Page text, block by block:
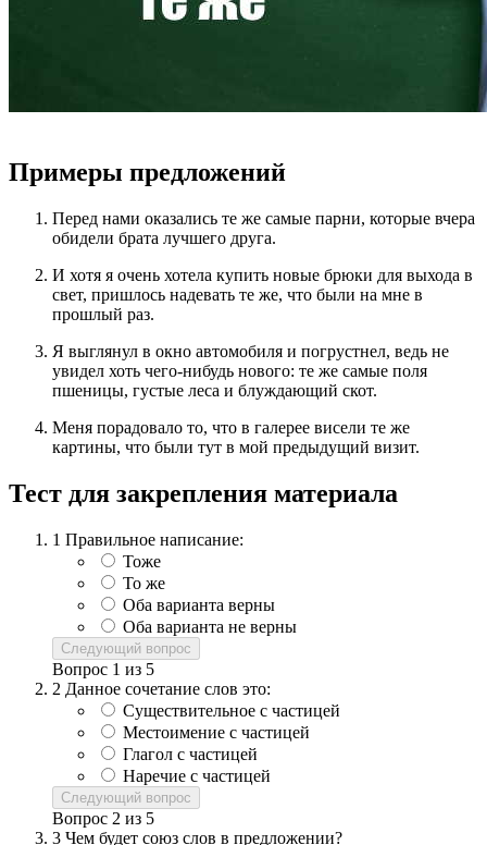
Примеры предложений
Перед нами оказались те же самые парни, которые вчера
обидели брата лучшего друга.
И хотя я очень хотела купить новые брюки для выхода в
свет, пришлось надевать те же, что были на мне в
прошлый раз.
Я выглянул в окно автомобиля и погрустнел, ведь не
увидел хоть чего-нибудь нового: те же самые поля
пшеницы, густые леса и блуждающий скот.
Меня порадовало то, что в галерее висели те же
картины, что были тут в мой предыдущий визит.
Тест для закрепления материала
1 Правильное написание:
Тоже
То же
Оба варианта верны
Оба варианта не верны
Следующий вопрос
Вопрос 1 из 5
2 Данное сочетание слов это:
Существительное с частицей
Местоимение с частицей
Глагол с частицей
Наречие с частицей
Следующий вопрос
Вопрос 2 из 5
3 Чем будет союз слов в предложении?